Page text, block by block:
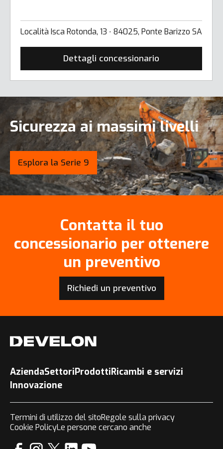
Località Isca Rotonda, 13 ∙ 84025, Ponte Barizzo SA
Dettagli concessionario
Sicurezza ai massimi livelli
Esplora la Serie 9
Contatta il tuo
concessionario per ottenere
un preventivo
Richiedi un preventivo
AziendaSettoriProdottiRicambi e servizi
Innovazione
Termini di utilizzo del sitoRegole sulla privacy
Cookie PolicyLe persone cercano anche